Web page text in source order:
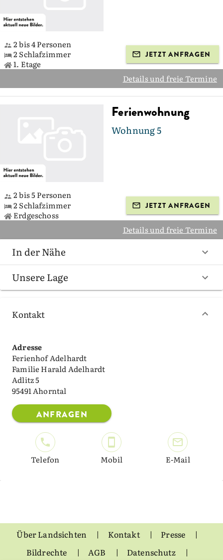
2 bis 4 Personen
2 Schlafzimmer
1. Etage
JETZT ANFRAGEN
Details und freie Termine
Ferienwohnung
Wohnung 5
2 bis 5 Personen
2 Schlafzimmer
Erdgeschoss
JETZT ANFRAGEN
Details und freie Termine
In der Nähe
Unsere Lage
Kontakt
Adresse
Ferienhof Adelhardt
Familie Harald Adelhardt
Adlitz 5
95491 Ahorntal
ANFRAGEN
Telefon Mobil E-Mail
Über Landsichten Kontakt
Presse
Bildrechte
AGB Datenschutz